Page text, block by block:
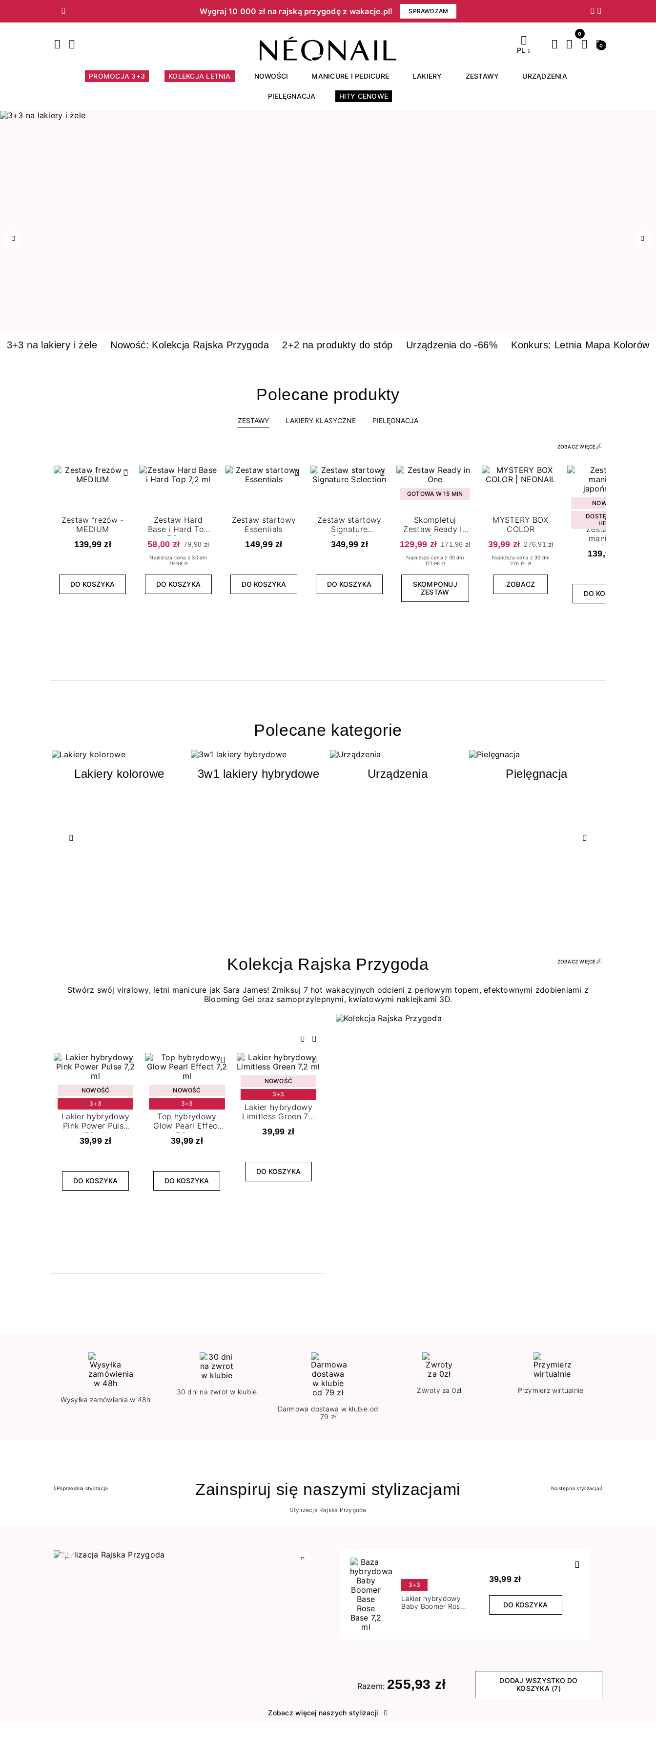
Wygraj 10 000 zł na rajską przygodę z wakacje.pl!​ SPRAWDZAM
Poprzedni Następny
PL
0
0
PROMOCJA 3+3 KOLEKCJA LETNIA NOWOŚCI MANICURE I PEDICURE LAKIERY ZESTAWY URZĄDZENIA
PIELĘGNACJA HITY CENOWE
3+3 na lakiery i żele Nowość: Kolekcja Rajska Przygoda 2+2 na produkty do stóp Urządzenia do -66% Konkurs: Letnia Mapa Kolorów
Polecane produkty
ZESTAWY LAKIERY KLASYCZNE PIELĘGNACJA
ZOBACZ WIĘCEJ
Zestaw frezów -
MEDIUM
139,99 zł
DO KOSZYKA
Zestaw Hard
Base i Hard Top
7,2 ml
58,00 zł 79,98 zł
Najniższa cena z 30 dni
79.98 zł
DO KOSZYKA
Zestaw startowy
Essentials
149,99 zł
DO KOSZYKA
Zestaw startowy
Signature
Selection
349,99 zł
DO KOSZYKA
GOTOWA W 15 MIN
Skompletuj
Zestaw Ready In
One
129,99 zł 171,96 zł
Najniższa cena z 30 dni
171.96 zł
SKOMPONUJ
ZESTAW
MYSTERY BOX
COLOR
39,99 zł 276,91 zł
Najniższa cena z 30 dni
276.91 zł
ZOBACZ
NOWOŚĆ
DOSTĘPNY W
HEBE
Zestaw do
manicure
japońskiego
139,99 zł
DO KOSZYKA
Polecane kategorie
Lakiery kolorowe 3w1 lakiery hybrydowe Urządzenia Pielęgnacja
Kolekcja Rajska Przygoda ZOBACZ WIĘCEJ
Stwórz swój viralowy, letni manicure jak Sara James! Zmiksuj 7 hot wakacyjnych odcieni z perłowym topem, efektownymi zdobieniami z
Blooming Gel oraz samoprzylepnymi, kwiatowymi naklejkami 3D.
Poprzedni
Następny
NOWOŚĆ
3+3
Lakier hybrydowy
Pink Power Pulse
7,2 ml
39,99 zł
DO KOSZYKA
NOWOŚĆ
3+3
Top hybrydowy
Glow Pearl Effect
7,2 ml
39,99 zł
DO KOSZYKA
NOWOŚĆ
3+3
Lakier hybrydowy
Limitless Green 7,2
ml
39,99 zł
DO KOSZYKA
Wysyłka zamówienia w 48h
30 dni na zwrot w klubie
Darmowa dostawa w klubie od
79 zł
Zwroty za 0zł Przymierz wirtualnie
Zainspiruj się naszymi stylizacjami
Poprzedni
Poprzednia stylizacja Następny
Następna stylizacja
Stylizacja Rajska Przygoda
3+3
Lakier hybrydowy
Baby Boomer Rose
39,99 zł
DO KOSZYKA
Razem: 255,93 zł
DODAJ WSZYSTKO DO
KOSZYKA (7)
Zobacz więcej naszych stylizacji